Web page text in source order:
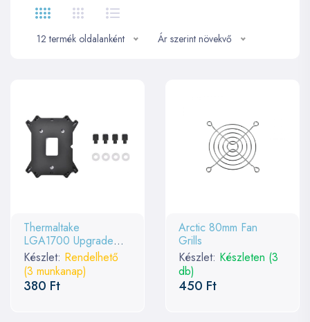
12 termék oldalanként Ár szerint növekvő
Thermaltake
LGA1700 Upgrade
kit/DIY LCS/for W4
W5 W7 MX1
Készlet: Rendelhető
(3 munkanap)
380 Ft
Arctic 80mm Fan
Grills
Készlet: Készleten (3
db)
450 Ft